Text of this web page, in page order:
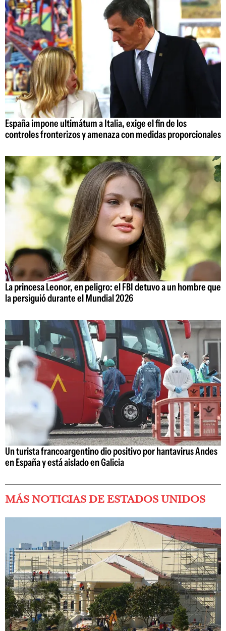
España impone ultimátum a Italia, exige el fin de los
controles fronterizos y amenaza con medidas proporcionales
La princesa Leonor, en peligro: el FBI detuvo a un hombre que
la persiguió durante el Mundial 2026
Un turista francoargentino dio positivo por hantavirus Andes
en España y está aislado en Galicia
MÁS NOTICIAS DE ESTADOS UNIDOS